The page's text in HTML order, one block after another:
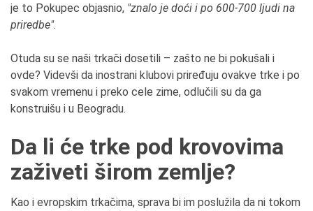
je to Pokupec objasnio, "znalo je doći i po 600-700 ljudi na
priredbe".
Otuda su se naši trkači dosetili – zašto ne bi pokušali i
ovde? Videvši da inostrani klubovi priređuju ovakve trke i po
svakom vremenu i preko cele zime, odlučili su da ga
konstruišu i u Beogradu.
Da li će trke pod krovovima
zaživeti širom zemlje?
Kao i evropskim trkačima, sprava bi im poslužila da ni tokom